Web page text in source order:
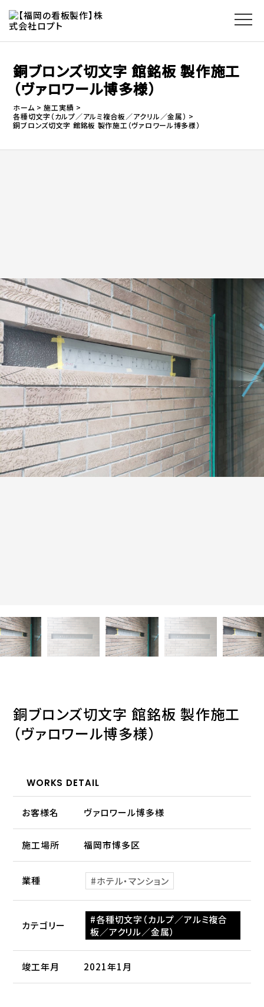
銅ブロンズ切文字 館銘板 製作施工
（ヴァロワール博多様）
ホーム
施工実績
各種切文字（カルプ／アルミ複合板／アクリル／金属）
銅ブロンズ切文字 館銘板 製作施工（ヴァロワール博多様）
銅ブロンズ切文字 館銘板 製作施工
（ヴァロワール博多様）
WORKS DETAIL
お客様名 ヴァロワール博多様
施工場所 福岡市博多区
業種 ホテル・マンション
カテゴリー
各種切文字（カルプ／アルミ複合
板／アクリル／金属）
竣工年月 2021年1月